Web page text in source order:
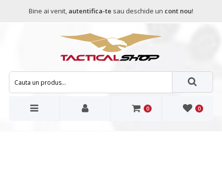
Bine ai venit, autentifica-te sau deschide un cont nou!
0 0